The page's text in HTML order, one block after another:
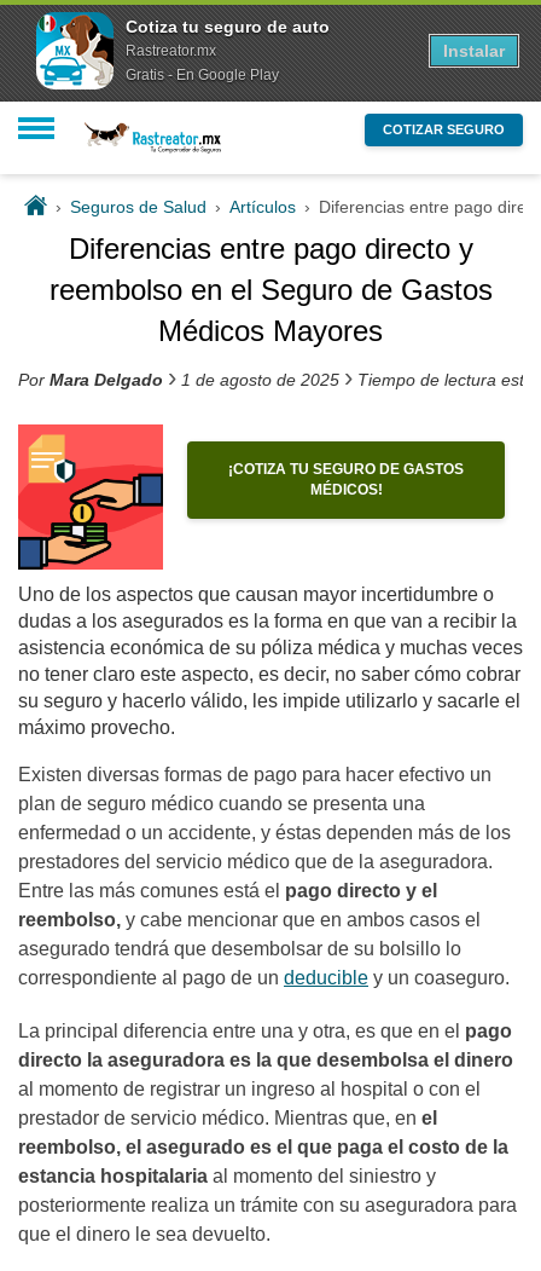
COTIZAR SEGURO
› Seguros de Salud › Artículos › Diferencias entre pago
Diferencias entre pago directo y
reembolso en el Seguro de Gastos
Médicos Mayores
Por Mara Delgado › 1 de agosto de 2025 › Tiempo de lectura
¡COTIZA TU SEGURO DE GASTOS
MÉDICOS!
Uno de los aspectos que causan mayor incertidumbre o
dudas a los asegurados es la forma en que van a recibir la
asistencia económica de su póliza médica y muchas veces
no tener claro este aspecto, es decir, no saber cómo cobrar
su seguro y hacerlo válido, les impide utilizarlo y sacarle el
máximo provecho.
Existen diversas formas de pago para hacer efectivo un
plan de seguro médico cuando se presenta una
enfermedad o un accidente, y éstas dependen más de los
prestadores del servicio médico que de la aseguradora.
Entre las más comunes está el pago directo y el
reembolso, y cabe mencionar que en ambos casos el
asegurado tendrá que desembolsar de su bolsillo lo
correspondiente al pago de un deducible y un coaseguro.
La principal diferencia entre una y otra, es que en el pago
directo la aseguradora es la que desembolsa el dinero
al momento de registrar un ingreso al hospital o con el
prestador de servicio médico. Mientras que, en el
reembolso, el asegurado es el que paga el costo de la
estancia hospitalaria al momento del siniestro y
posteriormente realiza un trámite con su aseguradora para
que el dinero le sea devuelto.
Cotiza tu seguro de auto
Rastreator.mx
Gratis - En Google Play
Instalar